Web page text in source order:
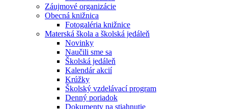
Záujmové organizácie
Obecná knižnica
Fotogaléria knižnice
Materská škola a školská jedáleň
Novinky
Naučili sme sa
Školská jedáleň
Kalendár akcií
Krúžky
Školský vzdelávací program
Denný poriadok
Dokumenty na stiahnutie